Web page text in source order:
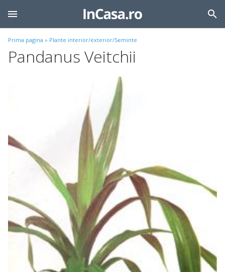
Prima pagina » Plante interior/exterior/Seminte
Pandanus Veitchii